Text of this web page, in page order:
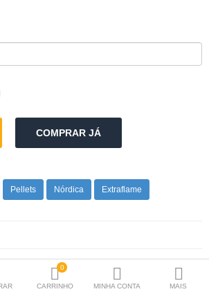
0
CARRINHO MINHA CONTA MAIS
Pellets Nórdica Extraflame